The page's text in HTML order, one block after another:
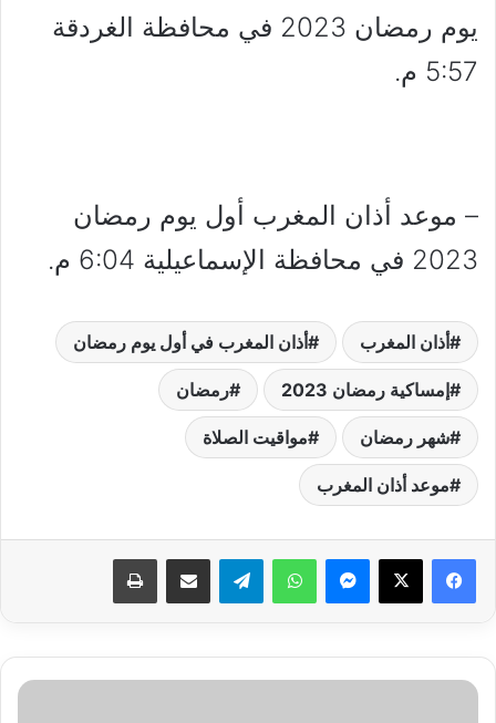
يوم رمضان 2023 في محافظة الغردقة
5:57 م.
– موعد أذان المغرب أول يوم رمضان
2023 في محافظة الإسماعيلية 6:04 م.
أذان المغرب أذان المغرب في أول يوم رمضان
إمساكية رمضان 2023 رمضان
شهر رمضان مواقيت الصلاة
موعد أذان المغرب
فيسبوك ‫X ماسنجر واتساب تيلقرام مشاركة عبر البريد طباعة
رمضان